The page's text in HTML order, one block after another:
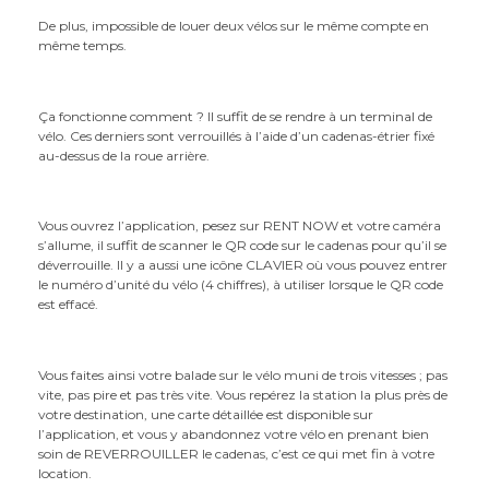
De plus, impossible de louer deux vélos sur le même compte en
même temps.
Ça fonctionne comment ? Il suffit de se rendre à un terminal de
vélo. Ces derniers sont verrouillés à l’aide d’un cadenas-étrier fixé
au-dessus de la roue arrière.
Vous ouvrez l’application, pesez sur RENT NOW et votre caméra
s’allume, il suffit de scanner le QR code sur le cadenas pour qu’il se
déverrouille. Il y a aussi une icône CLAVIER où vous pouvez entrer
le numéro d’unité du vélo (4 chiffres), à utiliser lorsque le QR code
est effacé.
Vous faites ainsi votre balade sur le vélo muni de trois vitesses ; pas
vite, pas pire et pas très vite. Vous repérez la station la plus près de
votre destination, une carte détaillée est disponible sur
l’application, et vous y abandonnez votre vélo en prenant bien
soin de REVERROUILLER le cadenas, c’est ce qui met fin à votre
location.